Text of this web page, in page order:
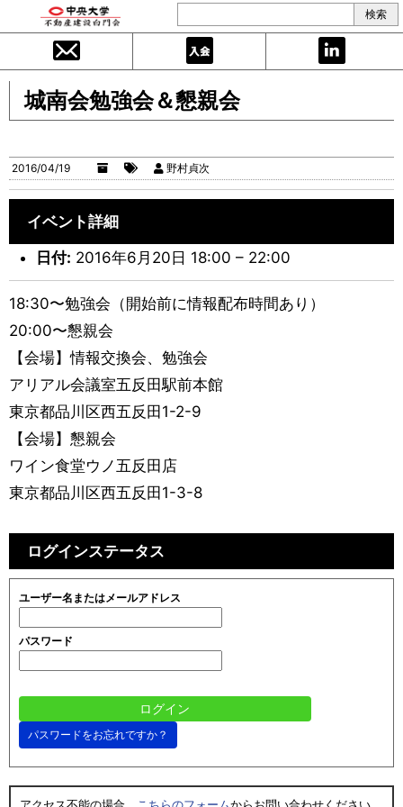
城南会勉強会＆懇親会
2016/04/19 野村貞次
イベント詳細
日付: 2016年6月20日 18:00 – 22:00
18:30〜勉強会（開始前に情報配布時間あり）
20:00〜懇親会
【会場】情報交換会、勉強会
アリアル会議室五反田駅前本館
東京都品川区西五反田1-2-9
【会場】懇親会
ワイン食堂ウノ五反田店
東京都品川区西五反田1-3-8
ログインステータス
ユーザー名またはメールアドレス
パスワード
パスワードをお忘れですか？